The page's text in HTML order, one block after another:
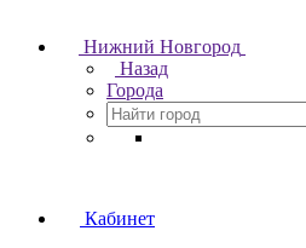
Нижний Новгород
Назад
Города
Кабинет